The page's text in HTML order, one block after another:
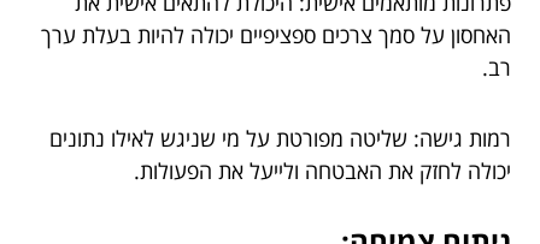
האחסון על סמך צרכים ספציפיים יכולה להיות בעלת ערך
רב.
רמות גישה: שליטה מפורטת על מי שניגש לאילו נתונים
יכולה לחזק את האבטחה ולייעל את הפעולות.